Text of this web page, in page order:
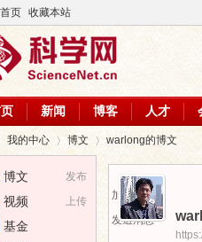
页 收藏本站
新闻 博客 人才
我的中心 博文 warlong的博文
加为好友
发送消息
发布
博文
上传
视频
基金